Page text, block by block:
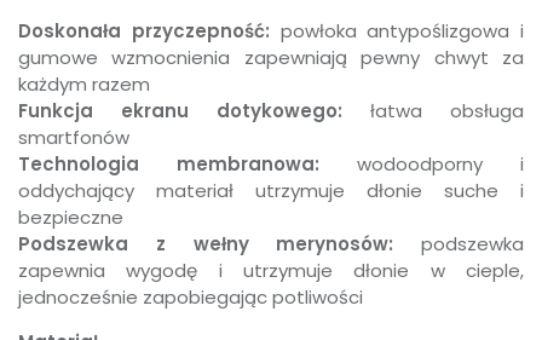
Doskonała przyczepność: powłoka antypoślizgowa i
gumowe wzmocnienia zapewniają pewny chwyt za
każdym razem
Funkcja ekranu dotykowego: łatwa obsługa
smartfonów
Technologia membranowa: wodoodporny i
oddychający materiał utrzymuje dłonie suche i
bezpieczne
Podszewka z wełny merynosów: podszewka
zapewnia wygodę i utrzymuje dłonie w cieple,
jednocześnie zapobiegając potliwości